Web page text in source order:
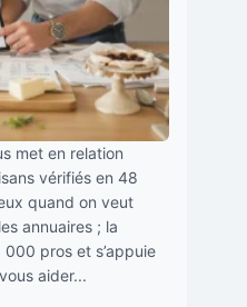
met en relation
vérifiés en 48
quand on veut
annuaires ; la
pros et s’appuie
aider...